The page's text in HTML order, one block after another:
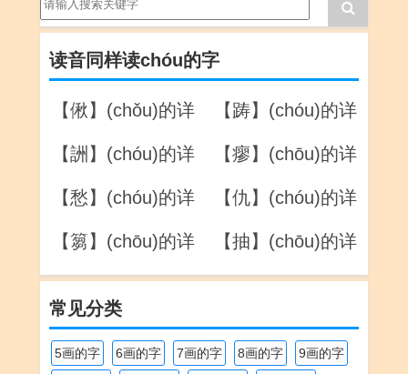
读音同样读chóu的字
【偢】(chǒu)的详
【踌】(chóu)的详
【詶】(chóu)的详
【瘳】(chōu)的详
【愁】(chóu)的详
【仇】(chóu)的详
【篘】(chōu)的详
【抽】(chōu)的详
常见分类
5画的字 6画的字 7画的字 8画的字
9画的字